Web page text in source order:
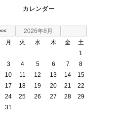
カレンダー
<<
2026年8月
月 火 水 木 金
土
1
3 4 5 6 7
8
10 11 12 13 14
15
17 18 19 20 21
22
24 25 26 27 28
29
31